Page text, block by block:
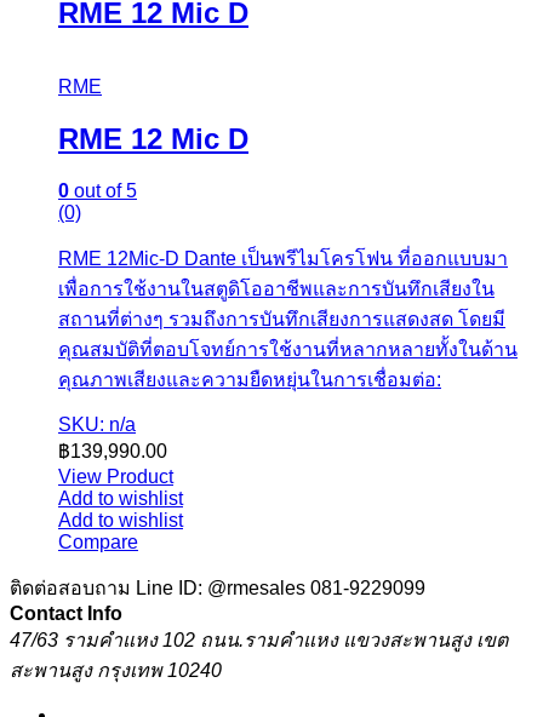
RME 12 Mic D
RME
RME 12 Mic D
0 out of 5
(0)
RME 12Mic-D Dante เป็นพรีไมโครโฟน ที่ออกแบบมา
เพื่อการใช้งานในสตูดิโออาชีพและการบันทึกเสียงใน
สถานที่ต่างๆ รวมถึงการบันทึกเสียงการแสดงสด โดยมี
คุณสมบัติที่ตอบโจทย์การใช้งานที่หลากหลายทั้งในด้าน
คุณภาพเสียงและความยืดหยุ่นในการเชื่อมต่อ:
SKU: n/a
฿139,990.00
View Product
Add to wishlist
Add to wishlist
Compare
ติดต่อสอบถาม Line ID: @rmesales 081-9229099
Contact Info
47/63 รามคำแหง 102 ถนน.รามคำแหง แขวงสะพานสูง เขต
สะพานสูง กรุงเทพ 10240